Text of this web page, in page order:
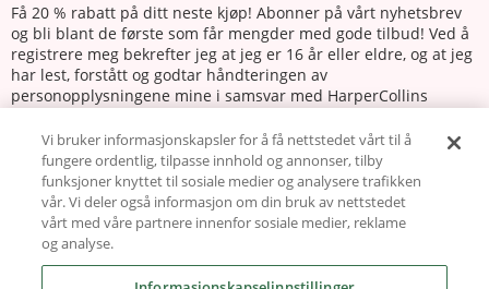
Få 20 % rabatt på ditt neste kjøp! Abonner på vårt nyhetsbrev
og bli blant de første som får mengder med gode tilbud! Ved å
registrere meg bekrefter jeg at jeg er 16 år eller eldre, og at jeg
har lest, forstått og godtar håndteringen av
personopplysningene mine i samsvar med HarperCollins
Abonnere
Følg oss
Vi bruker informasjonskapsler for å få nettstedet vårt til å
fungere ordentlig, tilpasse innhold og annonser, tilby
funksjoner knyttet til sosiale medier og analysere trafikken
vår. Vi deler også informasjon om din bruk av nettstedet
vårt med våre partnere innenfor sosiale medier, reklame
og analyse.